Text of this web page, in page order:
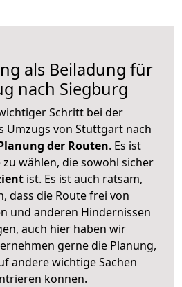
als Beiladung für
nach Siegburg
Schritt bei der
Umzugs von Stuttgart nach
der Routen. Es ist
wählen, die sowohl sicher
ist. Es ist auch ratsam,
dass die Route frei von
und anderen Hindernissen
auch hier haben wir
gerne die Planung,
andere wichtige Sachen
können.